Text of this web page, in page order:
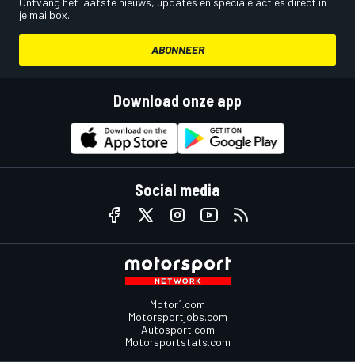
je mailbox.
ABONNEER
Download onze app
Social media
Motor1.com
Motorsportjobs.com
Autosport.com
Motorsportstats.com